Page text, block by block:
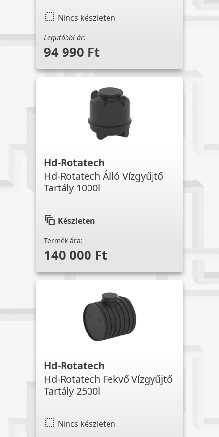
select Nincs készleten
Legutóbbi ár:
94 990 Ft
Hd-Rotatech
Hd-Rotatech Álló Vízgyűjtő
Tartály 1000l
auto_awesome_motion Készleten
Termék ára:
140 000 Ft
Hd-Rotatech
Hd-Rotatech Fekvő Vízgyűjtő
Tartály 2500l
select Nincs készleten